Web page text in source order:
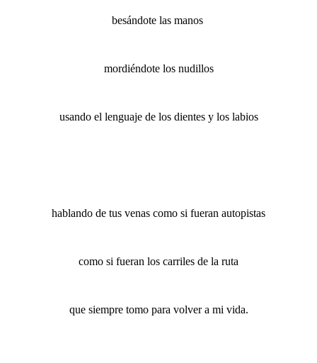
besándote las manos
mordiéndote los nudillos
usando el lenguaje de los dientes y los labios
hablando de tus venas como si fueran autopistas
como si fueran los carriles de la ruta
que siempre tomo para volver a mi vida.